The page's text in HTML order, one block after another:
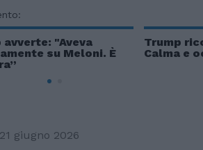
avverte: "Aveva
su Meloni. È
Trump
Calma e
21 giugno 2026